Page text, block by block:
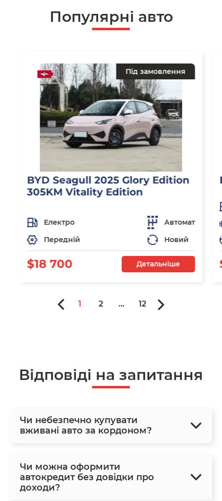
Популярнi авто
Під замовлення
BYD Seagull 2025 Glory Edition
305KM Vitality Edition
Електро
Автомат
Передній
Новий
$18 700 Детальніше
1 2 ... 12
Відповіді на запитання
Чи небезпечно купувати
вживані авто за кордоном?
Чи можна оформити
автокредит без довідки про
доходи?